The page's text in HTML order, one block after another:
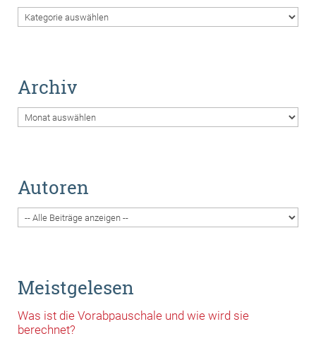
Themen
Archiv
Archiv
Autoren
Meistgelesen
Was ist die Vorabpauschale und wie wird sie
berechnet?